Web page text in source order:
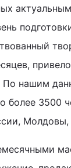
По нашим
более 3500